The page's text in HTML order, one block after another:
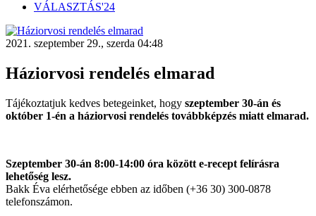
VÁLASZTÁS'24
2021. szeptember 29., szerda 04:48
Háziorvosi rendelés elmarad
Tájékoztatjuk kedves betegeinket, hogy szeptember 30-án és
október 1-én a háziorvosi rendelés továbbképzés miatt elmarad.
Szeptember 30-án 8:00-14:00 óra között e-recept felírásra
lehetőség lesz.
Bakk Éva elérhetősége ebben az időben (+36 30) 300-0878
telefonszámon.